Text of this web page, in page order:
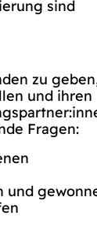
sind
zu
und ihren
Fragen:
und